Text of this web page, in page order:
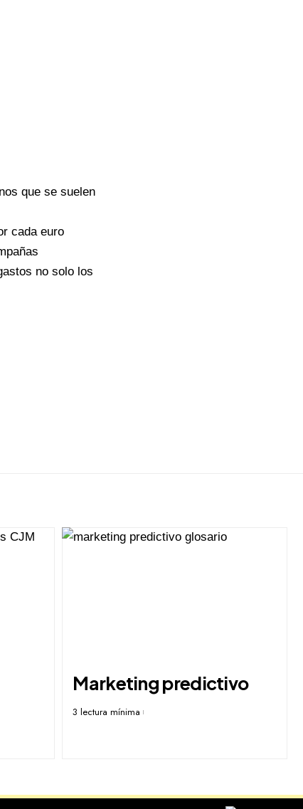
que se suelen
cada euro
no solo los
Marketing predictivo
3 lectura mínima